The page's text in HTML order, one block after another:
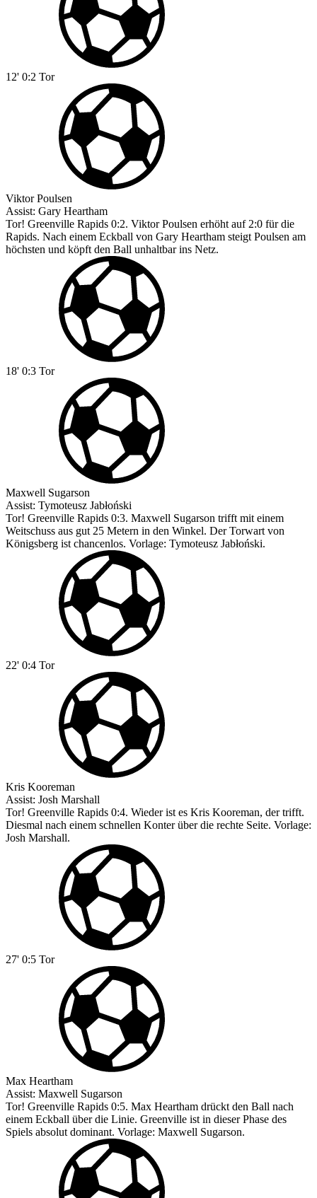
12' 0:2 Tor
Viktor Poulsen
Assist: Gary Heartham
Tor! Greenville Rapids 0:2. Viktor Poulsen erhöht auf 2:0 für die
Rapids. Nach einem Eckball von Gary Heartham steigt Poulsen am
höchsten und köpft den Ball unhaltbar ins Netz.
18' 0:3 Tor
Maxwell Sugarson
Assist: Tymoteusz Jabłoński
Tor! Greenville Rapids 0:3. Maxwell Sugarson trifft mit einem
Weitschuss aus gut 25 Metern in den Winkel. Der Torwart von
Königsberg ist chancenlos. Vorlage: Tymoteusz Jabłoński.
22' 0:4 Tor
Kris Kooreman
Assist: Josh Marshall
Tor! Greenville Rapids 0:4. Wieder ist es Kris Kooreman, der trifft.
Diesmal nach einem schnellen Konter über die rechte Seite. Vorlage:
Josh Marshall.
27' 0:5 Tor
Max Heartham
Assist: Maxwell Sugarson
Tor! Greenville Rapids 0:5. Max Heartham drückt den Ball nach
einem Eckball über die Linie. Greenville ist in dieser Phase des
Spiels absolut dominant. Vorlage: Maxwell Sugarson.